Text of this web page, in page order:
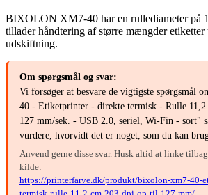
BIXOLON XM7-40 har en rullediameter på
tillader håndtering af større mængder
udskiftning.
Om spørgsmål og svar:
Vi forsøger at besvare de vigtigste spørgsmål
40 - Etiketprinter - direkte termisk - Rulle
127 mm/sek. - USB 2.0, seriel, Wi-Fin - sort"
vurdere, hvorvidt det er noget, som du kan
Anvend gerne disse svar. Husk altid at linke
kilde:
https://printerfarve.dk/produkt/bixolon-xm7-40-